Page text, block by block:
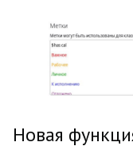
Новая